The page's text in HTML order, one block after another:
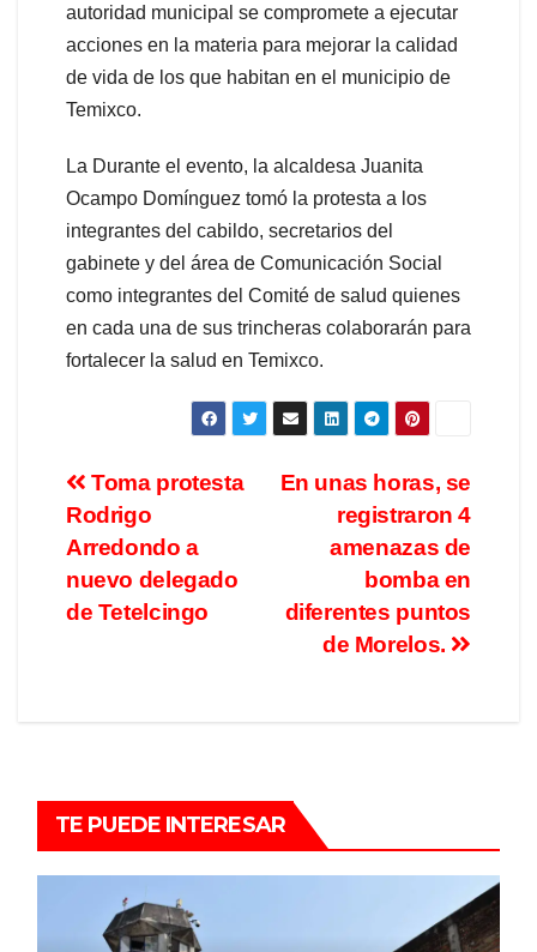
autoridad municipal se compromete a ejecutar
acciones en la materia para mejorar la calidad
de vida de los que habitan en el municipio de
Temixco.
La Durante el evento, la alcaldesa Juanita
Ocampo Domínguez tomó la protesta a los
integrantes del cabildo, secretarios del
gabinete y del área de Comunicación Social
como integrantes del Comité de salud quienes
en cada una de sus trincheras colaborarán para
fortalecer la salud en Temixco.
En unas horas, se
registraron 4
amenazas de
bomba en
diferentes puntos
de Morelos.
Toma protesta
Rodrigo
Arredondo a
nuevo delegado
de Tetelcingo
TE PUEDE INTERESAR